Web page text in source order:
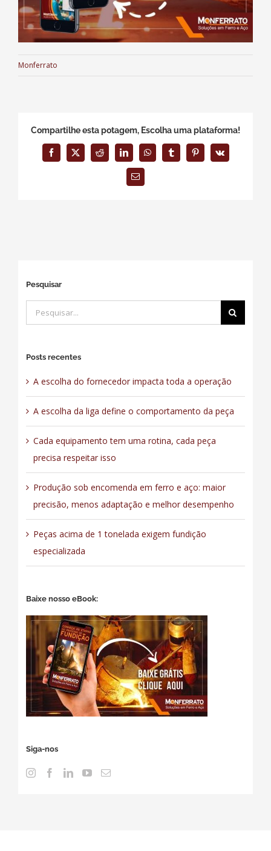
Monferrato
Compartilhe esta potagem, Escolha uma plataforma!
Facebook
X Reddit LinkedInWhatsAppTumblrPinterest
Vk
E-
mail
Pesquisar
Buscar
resultados
Posts recentes
A escolha do fornecedor impacta toda a operação
A escolha da liga define o comportamento da peça
Cada equipamento tem uma rotina, cada peça
precisa respeitar isso
Produção sob encomenda em ferro e aço: maior
precisão, menos adaptação e melhor desempenho
Peças acima de 1 tonelada exigem fundição
especializada
Baixe nosso eBook:
Siga-nos